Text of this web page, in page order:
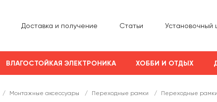
Доставка и получение Статьи Установочный
ВЛАГОСТОЙКАЯ ЭЛЕКТРОНИКА ХОББИ И ОТДЫХ
/ Монтажные аксессуары / Переходные рамки / Переходные